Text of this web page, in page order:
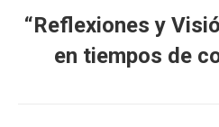
“Reflexiones y
en tiempos de